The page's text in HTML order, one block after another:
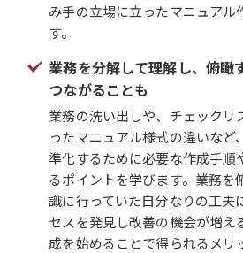
み手の立場に立ったマニュアル
す。
業務を分解して理解し、俯瞰
つながることも
業務の洗い出しや、チェックリ
ったマニュアル様式の違いなど
準化するために必要な作成手順
るポイントを学びます。業務を
識に行っていた自分なりの工夫
セスを発見し改善の機会が増え
成を始めることで得られるメリ